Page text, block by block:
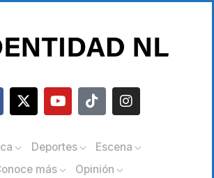
Deportes
Escena
más
Opinión